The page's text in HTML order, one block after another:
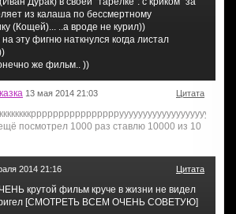
из калаша по бессмертному
(Кощей)... ..а вроде не курил))
эту фигню наткнулся когда листал
же фильм.. ))
13 мая 2014 21:03 Цитата
посмотрел 1000 раз ставлю 10000 из 10
2014 21:16 Цитата
крутой фильм круче в жизни не видел
[СМОТРЕТЬ ВСЕМ ОЧЕНЬ СОВЕТУЮ]